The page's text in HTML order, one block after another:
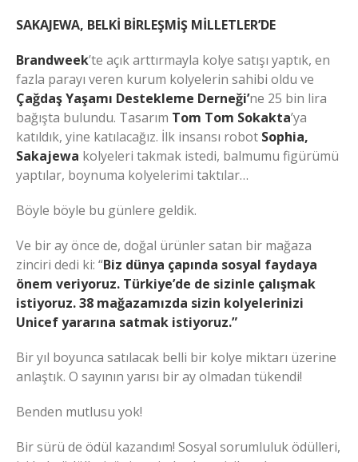
SAKAJEWA, BELKİ BİRLEŞMİŞ MİLLETLER’DE
Brandweek’te açık arttırmayla kolye satışı yaptık, en
fazla parayı veren kurum kolyelerin sahibi oldu ve
Çağdaş Yaşamı Destekleme Derneği’ne 25 bin lira
bağışta bulundu. Tasarım Tom Tom Sokakta’ya
katıldık, yine katılacağız. İlk insansı robot Sophia,
Sakajewa kolyeleri takmak istedi, balmumu figürümü
yaptılar, boynuma kolyelerimi taktılar…
Böyle böyle bu günlere geldik.
Ve bir ay önce de, doğal ürünler satan bir mağaza
zinciri dedi ki: “Biz dünya çapında sosyal faydaya
önem veriyoruz. Türkiye’de de sizinle çalışmak
istiyoruz. 38 mağazamızda sizin kolyelerinizi
Unicef yararına satmak istiyoruz.”
Bir yıl boyunca satılacak belli bir kolye miktarı üzerine
anlaştık. O sayının yarısı bir ay olmadan tükendi!
Benden mutlusu yok!
Bir sürü de ödül kazandım! Sosyal sorumluluk ödülleri,